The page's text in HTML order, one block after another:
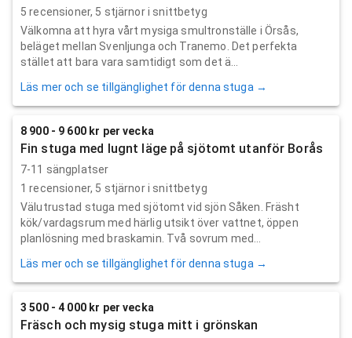
5 recensioner, 5 stjärnor i snittbetyg
Välkomna att hyra vårt mysiga smultronställe i Örsås,
beläget mellan Svenljunga och Tranemo. Det perfekta
stället att bara vara samtidigt som det ä...
Läs mer och se tillgänglighet för denna stuga →
8 900 - 9 600 kr per vecka
Fin stuga med lugnt läge på sjötomt utanför Borås
7-11 sängplatser
1 recensioner, 5 stjärnor i snittbetyg
Välutrustad stuga med sjötomt vid sjön Såken. Fräsht
kök/vardagsrum med härlig utsikt över vattnet, öppen
planlösning med braskamin. Två sovrum med...
Läs mer och se tillgänglighet för denna stuga →
3 500 - 4 000 kr per vecka
Fräsch och mysig stuga mitt i grönskan